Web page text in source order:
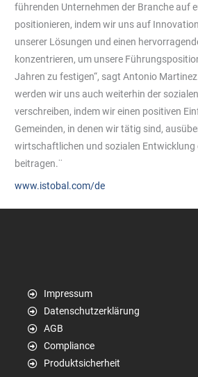
führenden Unternehmen der Branche auf
positionieren, indem wir uns auf
unserer Lösungen und einen
konzentrieren, um unsere
Jahren zu festigen“, sagt Antonio
werden wir uns auch weiterhin der
verschreiben, indem wir einen positiven
Gemeinden, in denen wir tätig sind,
wirtschaftlichen und sozialen Entwicklung
beitragen.¨
www.istobal.com/de
Impressum
Datenschutzerklärung
AGB
Compliance
Produktsicherheit